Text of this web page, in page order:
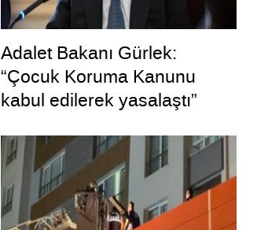
Adalet Bakanı Gürlek:
“Çocuk Koruma Kanunu
kabul edilerek yasalaştı”